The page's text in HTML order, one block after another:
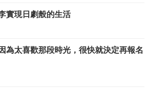
實現日劇般的生活
為太喜歡那段時光，很快就決定再報名